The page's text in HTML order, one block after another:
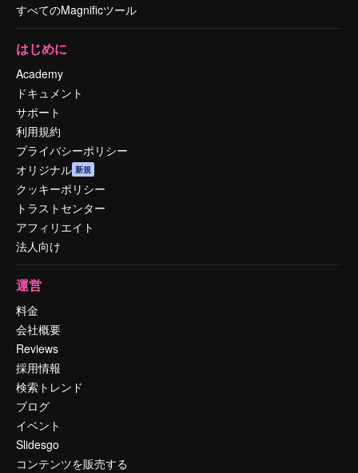
すべてのMagnificツール
はじめに
Academy
ドキュメント
サポート
利用規約
プライバシーポリシー
オリジナル 新規
クッキーポリシー
トラストセンター
アフィリエイト
法人向け
運営
料金
会社概要
Reviews
採用情報
検索トレンド
ブログ
イベント
Slidesgo
コンテンツを販売する